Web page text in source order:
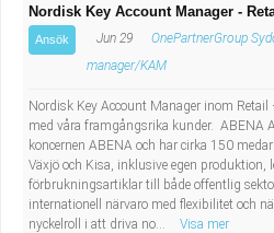
Hotell, restaurang,
Hälso- och sjukvård
Industriell tillverkning
Installation, drift, underhåll
Elevassistent
Personlig assistent
Behandlingsassistent/
Tandsköterska
Nordisk Key Account Manager -
Ansök Jun 29 OnePartnerGroup
manager/KAM
Nordisk Key Account Manager inom
med våra framgångsrika kunder. ABENA
koncernen ABENA och har cirka 150
Växjö och Kisa, inklusive egen produktion,
förbrukningsartiklar till både offentlig
internationell närvaro med flexibilitet och
nyckelroll i att driva no...
Visa mer